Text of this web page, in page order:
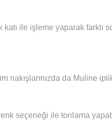
katı ile işleme yaparak farklı
nakışlarınızda da Muline
seçeneği ile tonlama